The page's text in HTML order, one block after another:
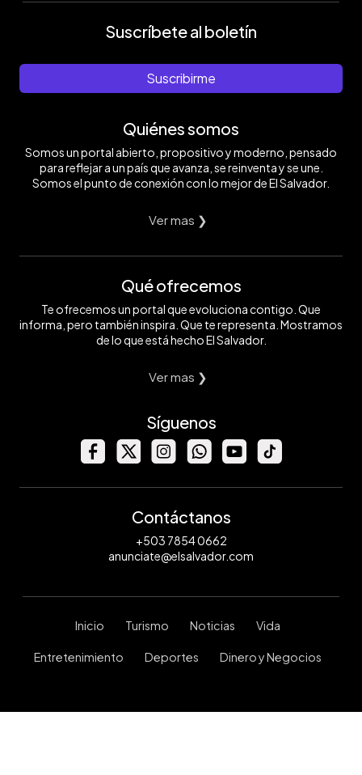
Suscríbete al boletín
Suscribirme
Quiénes somos
Somos un portal abierto, propositivo y moderno, pensado
para reflejar a un país que avanza, se reinventa y se une.
Somos el punto de conexión con lo mejor de El Salvador.
Ver mas ❯
Qué ofrecemos
Te ofrecemos un portal que evoluciona contigo. Que
informa, pero también inspira. Que te representa. Mostramos
de lo que está hecho El Salvador.
Ver mas ❯
Síguenos
Contáctanos
+503 7854 0662
anunciate@elsalvador.com
Inicio Turismo Noticias Vida
Entretenimiento Deportes Dinero y Negocios